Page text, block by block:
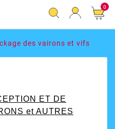
0
des vairons et vifs
ET DE
et AUTRES